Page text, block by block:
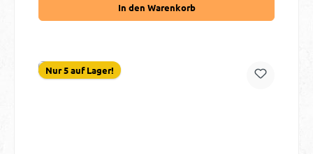
In den Warenkorb
Nur 5 auf Lager!